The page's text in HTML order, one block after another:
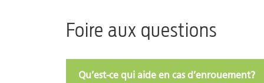
Foire aux questions
Qu’est-ce qui aide en cas d’enrouement?